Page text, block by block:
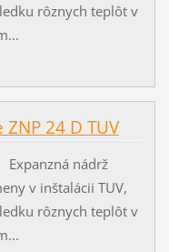
rôznych teplôt v
24 D TUV
nádrž
v inštalácii TUV,
rôznych teplôt v